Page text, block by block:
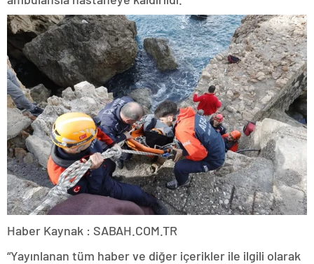
Haber Kaynak : SABAH.COM.TR
“Yayınlanan tüm haber ve diğer içerikler ile ilgili olarak